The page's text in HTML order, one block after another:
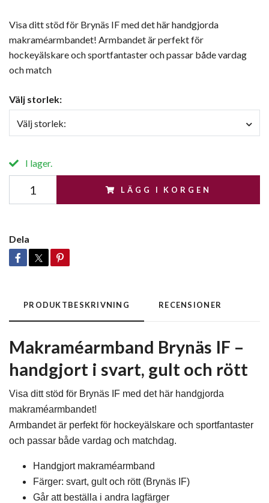
Visa ditt stöd för Brynäs IF med det här handgjorda
makraméarmbandet! Armbandet är perfekt för
hockeyälskare och sportfantaster och passar både vardag
och match
Välj storlek:
Välj storlek:
I lager.
LÄGG I KORGEN
Dela
PRODUKTBESKRIVNING RECENSIONER
Makraméarmband Brynäs IF –
handgjort i svart, gult och rött
Visa ditt stöd för Brynäs IF med det här handgjorda
makraméarmbandet!
Armbandet är perfekt för hockeyälskare och sportfantaster
och passar både vardag och matchdag.
Handgjort makraméarmband
Färger: svart, gult och rött (Brynäs IF)
Går att beställa i andra lagfärger